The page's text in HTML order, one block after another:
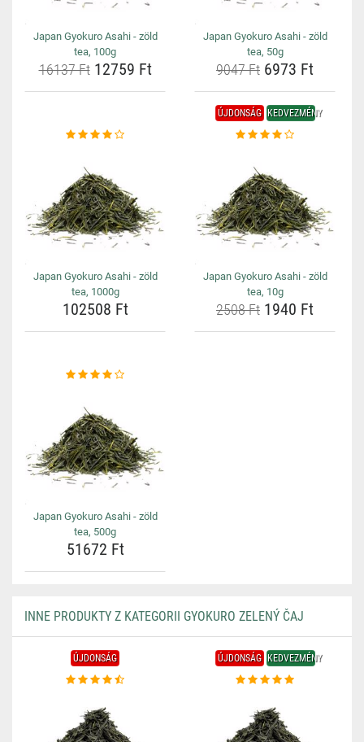
Japan Gyokuro Asahi - zöld
tea, 100g
16137 Ft12759 Ft
Japan Gyokuro Asahi - zöld
tea, 50g
9047 Ft 6973 Ft
Japan Gyokuro Asahi - zöld
tea, 1000g
102508 Ft
ÚJDONSÁG KEDVEZMÉNY
Japan Gyokuro Asahi - zöld
tea, 10g
2508 Ft 1940 Ft
Japan Gyokuro Asahi - zöld
tea, 500g
51672 Ft
INNE PRODUKTY Z KATEGORII GYOKURO ZELENÝ ČAJ
ÚJDONSÁG ÚJDONSÁG KEDVEZMÉNY